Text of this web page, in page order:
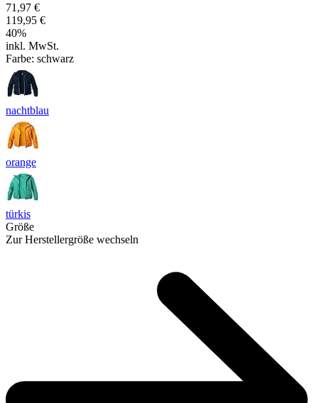
71,97 €
119,95 €
40%
inkl. MwSt.
Farbe: schwarz
nachtblau
orange
türkis
Größe
Zur Herstellergröße wechseln